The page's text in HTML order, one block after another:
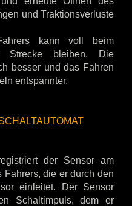
und Traktionsverluste
kann voll beim
Strecke bleiben. Die
besser und das Fahren
entspannter.
der Sensor am
die er durch den
einleitet. Der Sensor
Schaltimpuls, dem er